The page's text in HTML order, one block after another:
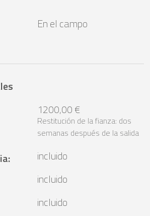
En el campo
1200,00 €
Restitución de la fianza: dos
semanas después de la salida
:
incluido
incluido
incluido